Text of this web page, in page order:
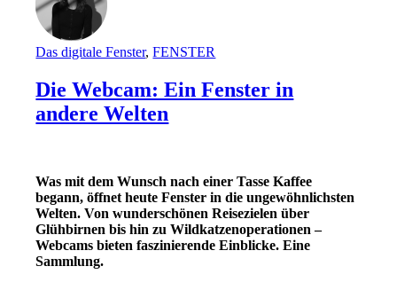
Das digitale Fenster,FENSTER
Die Webcam: Ein Fenster in
andere Welten
Was mit dem Wunsch nach einer Tasse Kaffee
begann, öffnet heute Fenster in die ungewöhnlichsten
Welten. Von wunderschönen Reisezielen über
Glühbirnen bis hin zu Wildkatzenoperationen –
Webcams bieten faszinierende Einblicke. Eine
Sammlung.